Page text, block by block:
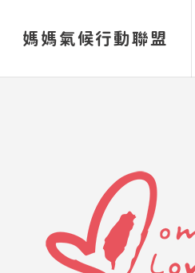
媽媽氣候行動聯盟